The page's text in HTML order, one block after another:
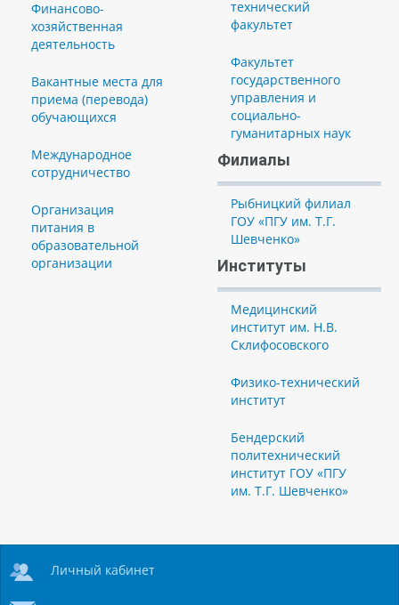
Финансово-
хозяйственная
деятельность
Вакантные места для
приема (перевода)
обучающихся
Международное
сотрудничество
Организация
питания в
образовательной
организации
технический
факультет
Факультет
государственного
управления и
социально-
гуманитарных наук
Филиалы
Рыбницкий филиал
ГОУ «ПГУ им. Т.Г.
Шевченко»
Институты
Медицинский
институт им. Н.В.
Склифосовского
Физико-технический
институт
Бендерский
политехнический
институт ГОУ «ПГУ
им. Т.Г. Шевченко»
Личный кабинет